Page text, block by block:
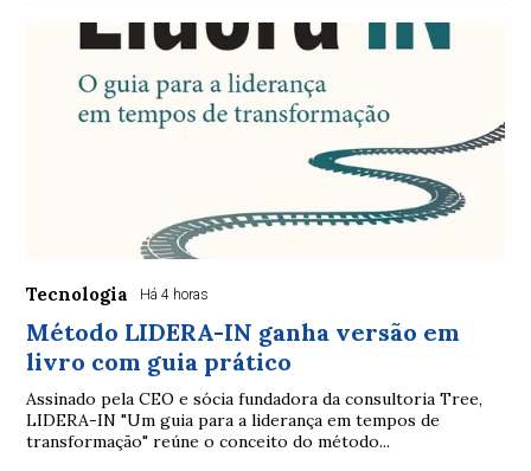
Tecnologia Há 4 horas
Método LIDERA-IN ganha versão em
livro com guia prático
Assinado pela CEO e sócia fundadora da consultoria Tree,
LIDERA-IN "Um guia para a liderança em tempos de
transformação" reúne o conceito do método...